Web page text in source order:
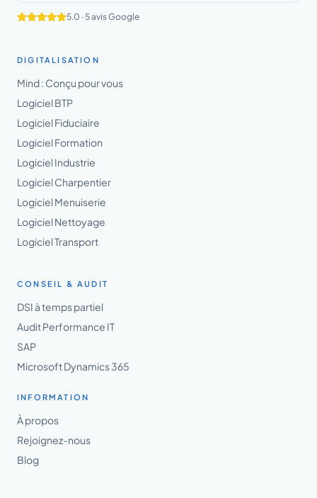
5.0 ·5avis Google
DIGITALISATION
Mind : Conçu pour vous
Logiciel BTP
Logiciel Fiduciaire
Logiciel Formation
Logiciel Industrie
Logiciel Charpentier
Logiciel Menuiserie
Logiciel Nettoyage
Logiciel Transport
CONSEIL & AUDIT
DSI à temps partiel
Audit Performance IT
SAP
Microsoft Dynamics 365
INFORMATION
À propos
Rejoignez-nous
Blog